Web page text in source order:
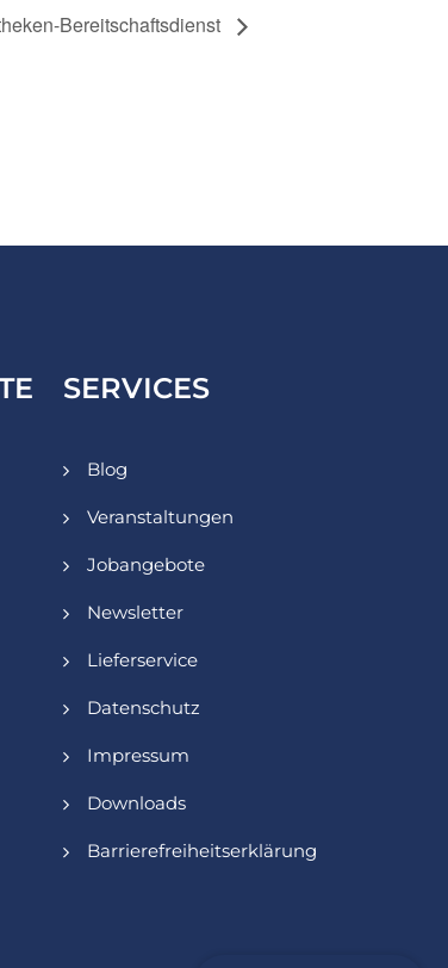
Bereitschaftsdienst
SERVICES
Blog
Veranstaltungen
Jobangebote
Newsletter
Lieferservice
Datenschutz
Impressum
Downloads
Barrierefreiheitserklärung